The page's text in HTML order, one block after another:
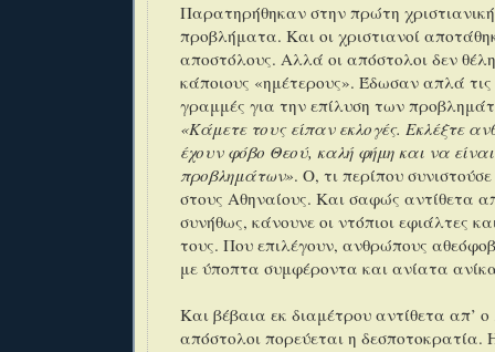
Παρατηρήθηκαν στην πρώτη
προβλήματα. Και οι χριστιανοί
αποστόλους. Αλλά οι απόστολοι δεν
κάποιους «ημέτερους». Έδωσαν απλά τις
γραμμές για την επίλυση των
«Κάμετε τους είπαν εκλογές. Εκλέξτε
έχουν φόβο Θεού, καλή φήμη και να
προβλημάτων». Ο, τι περίπου
στους Αθηναίους. Και σαφώς αντίθετα
συνήθως, κάνουνε οι ντόπιοι εφιάλτες
τους. Που επιλέγουν, ανθρώπους
με ύποπτα συμφέροντα και ανίατα
Και βέβαια εκ διαμέτρου αντίθετα απ’ ο
απόστολοι πορεύεται η δεσποτοκρατία.